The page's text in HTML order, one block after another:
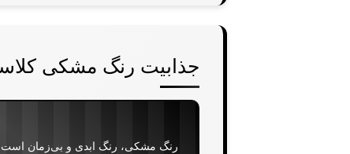
جذابیت رنگ مشکی
رنگ مشکی، رنگ ابدی و بی‌زمان است